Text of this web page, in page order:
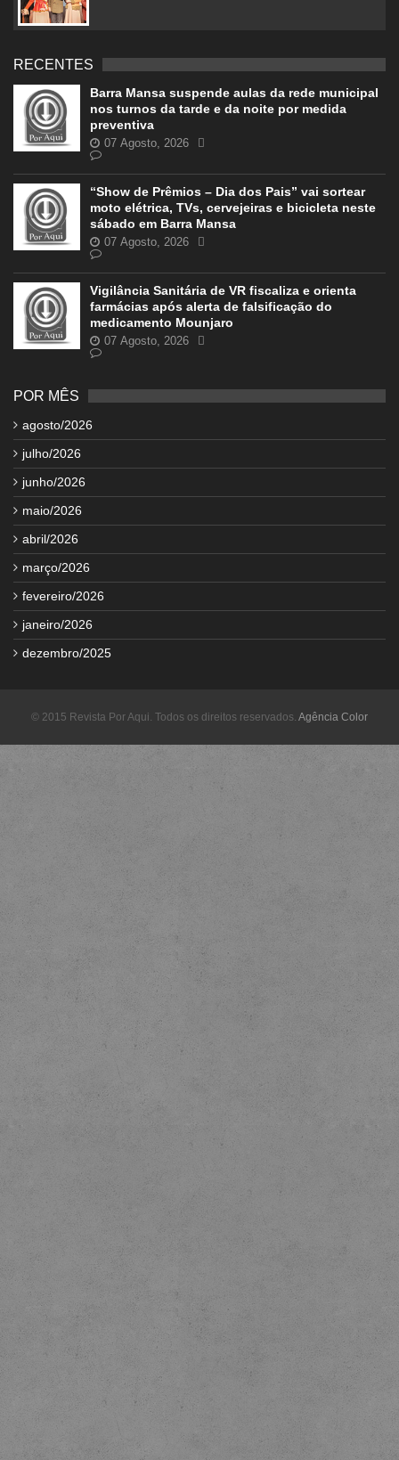
RECENTES
Barra Mansa suspende aulas da rede municipal
nos turnos da tarde e da noite por medida
preventiva
07 Agosto, 2026
“Show de Prêmios – Dia dos Pais” vai sortear
moto elétrica, TVs, cervejeiras e bicicleta neste
sábado em Barra Mansa
07 Agosto, 2026
Vigilância Sanitária de VR fiscaliza e orienta
farmácias após alerta de falsificação do
medicamento Mounjaro
07 Agosto, 2026
POR MÊS
agosto/2026
julho/2026
junho/2026
maio/2026
abril/2026
março/2026
fevereiro/2026
janeiro/2026
dezembro/2025
© 2015 Revista Por Aqui. Todos os direitos reservados. Agência Color